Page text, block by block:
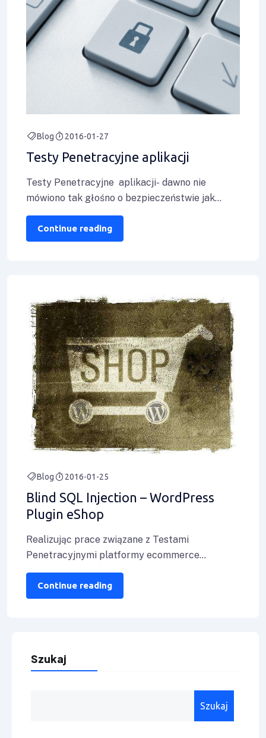
Blog 2016-01-27
Testy Penetracyjne aplikacji
Testy Penetracyjne aplikacji- dawno nie
mówiono tak głośno o bezpieczeństwie jak
teraz. To właśnie w tym momencie coraz więcej
Firm
Continue reading
Blog 2016-01-25
Blind SQL Injection – WordPress
Plugin eShop
Realizując prace związane z Testami
Penetracyjnymi platformy ecommerce
uruchomionej na silniku WordPress naszego
Klienta nasi pentesterzy odnaleźli podatność
Blind SQL
Continue reading
Szukaj
Szukaj